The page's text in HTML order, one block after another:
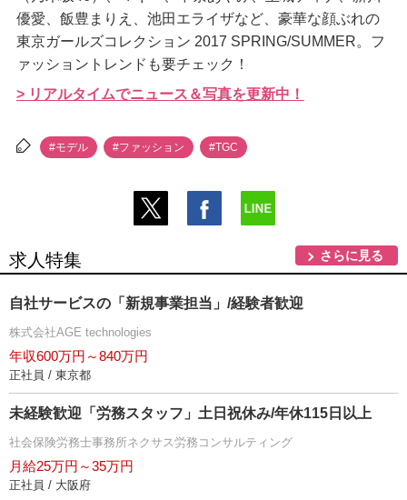
優愛、飯豊まりえ、池田エライザなど、豪華な顔ぶれの
東京ガールズコレクション 2017 SPRING/SUMMER。フ
ァッショントレンドも要チェック！
> リアルタイムでニュース＆写真を更新中！
#モデル #ファッション #TGC
求人特集 さらに見る
自社サービスの「新規事業担当」/経験者歓迎
株式会社AGE technologies
年収600万円～840万円
正社員 / 東京都
未経験歓迎「労務スタッフ」土日祝休み/年休115日以上
社会保険労務士事務所ネクサス労務コンサルティング
月給25万円～35万円
正社員 / 大阪府